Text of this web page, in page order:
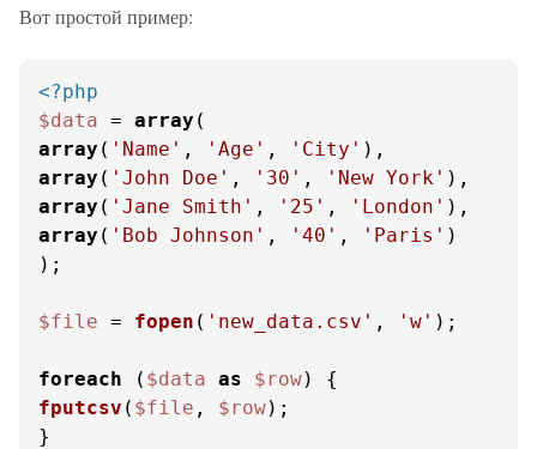
Вот простой пример:
<?php
$data = array
array ( 'Name' , 'Age' , 'City'
array ( 'John Doe' , '30' , 'New York'
array ( 'Jane Smith' , '25' , 'London'
array ( 'Bob Johnson' , '40' , 'Paris' )
);
$file = fopen ( 'new_data.csv' , 'w' );
foreach ( $data as $row
fputcsv ( $file , $row);
}